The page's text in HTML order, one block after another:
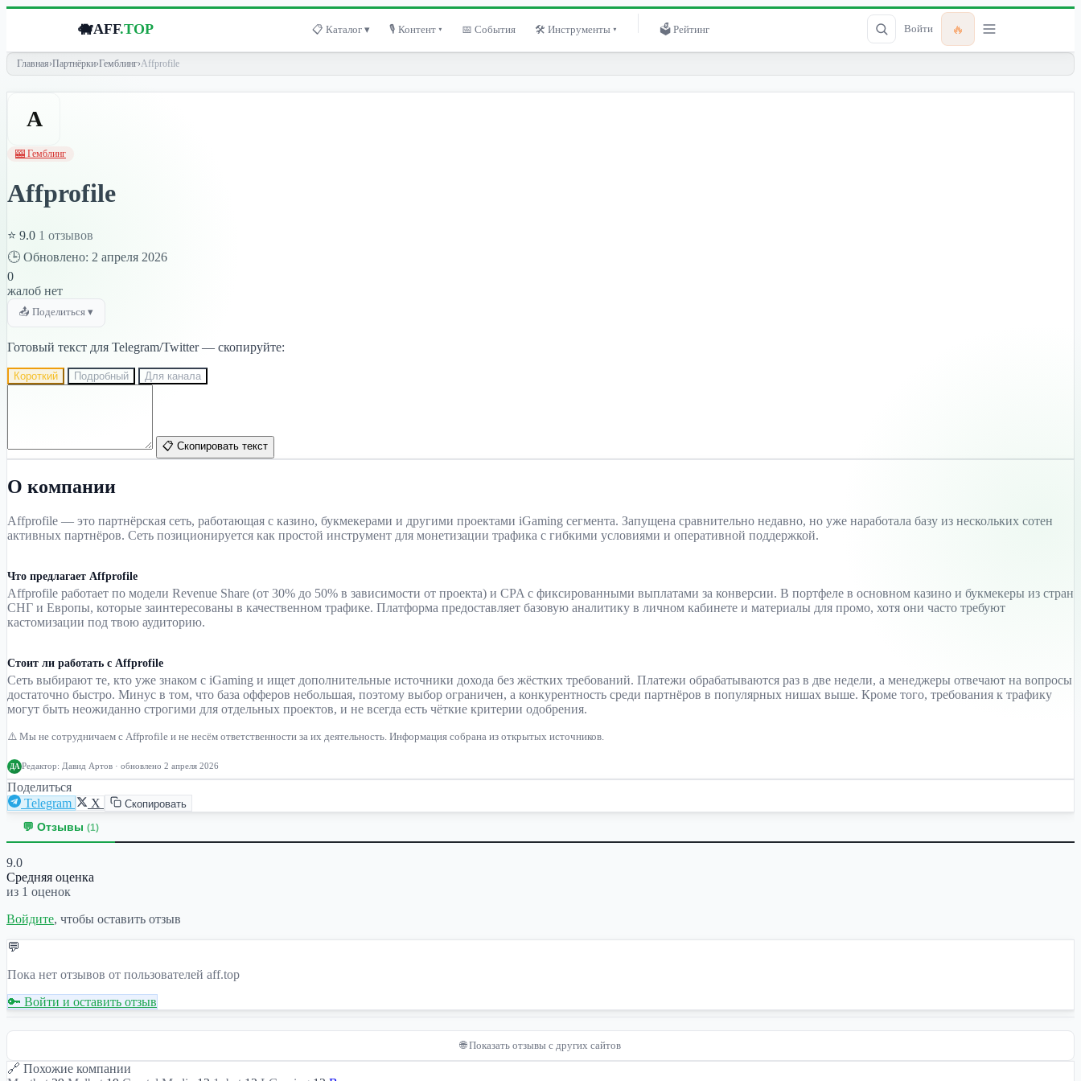
🐗AFF.TOP 📋 Каталог ▾ 🎙 Контент ▾ 📅 События 🛠 Инструменты ▾ 🗳 Рейтинг Войти 🔥
Главная›Партнёрки›Гемблинг›Affprofile
A
🎰 Гемблинг
Affprofile
⭐ 9.0 1 отзывов
🕒 Обновлено: 2 апреля 2026
0
жалоб нет
📤 Поделиться ▾
Готовый текст для Telegram/Twitter — скопируйте:
Короткий Подробный Для канала
📋 Скопировать текст
О компании
Affprofile — это партнёрская сеть, работающая с казино, букмекерами и другими проектами iGaming сегмента. Запущена сравнительно недавно, но уже наработала базу из нескольких сотен
активных партнёров. Сеть позиционируется как простой инструмент для монетизации трафика с гибкими условиями и оперативной поддержкой.
Что предлагает Affprofile
Affprofile работает по модели Revenue Share (от 30% до 50% в зависимости от проекта) и CPA с фиксированными выплатами за конверсии. В портфеле в основном казино и букмекеры из стран
СНГ и Европы, которые заинтересованы в качественном трафике. Платформа предоставляет базовую аналитику в личном кабинете и материалы для промо, хотя они часто требуют
кастомизации под твою аудиторию.
Стоит ли работать с Affprofile
Сеть выбирают те, кто уже знаком с iGaming и ищет дополнительные источники дохода без жёстких требований. Платежи обрабатываются раз в две недели, а менеджеры отвечают на вопросы
достаточно быстро. Минус в том, что база офферов небольшая, поэтому выбор ограничен, а конкурентность среди партнёров в популярных нишах выше. Кроме того, требования к трафику
могут быть неожиданно строгими для отдельных проектов, и не всегда есть чёткие критерии одобрения.
⚠️ Мы не сотрудничаем с Affprofile и не несём ответственности за их деятельность. Информация собрана из открытых источников.
ДА Редактор: Давид Артов · обновлено 2 апреля 2026
Поделиться
Telegram
X Скопировать
💬 Отзывы (1)
9.0
Средняя оценка
из 1 оценок
Войдите, чтобы оставить отзыв
💬
Пока нет отзывов от пользователей aff.top
🔑 Войти и оставить отзыв
🌐 Показать отзывы с других сайтов
🔗 Похожие компании